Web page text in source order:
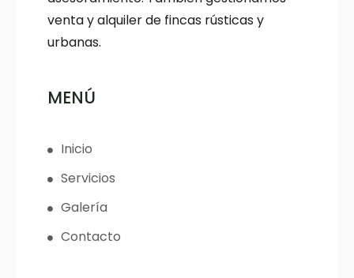
venta y alquiler de fincas rústicas y
urbanas.
MENÚ
Inicio
Servicios
Galería
Contacto